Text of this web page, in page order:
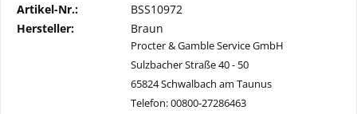
Artikel-Nr.:
BSS10972
Hersteller:
Braun
Procter & Gamble Service GmbH
Sulzbacher Straße 40 - 50
65824 Schwalbach am Taunus
Telefon: 00800-27286463